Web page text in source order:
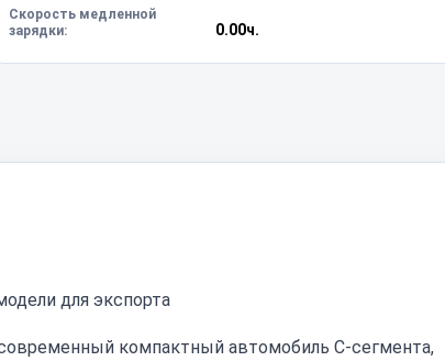
Скорость медленной
зарядки:
0.00ч.
для экспорта
компактный автомобиль C-сегмента,